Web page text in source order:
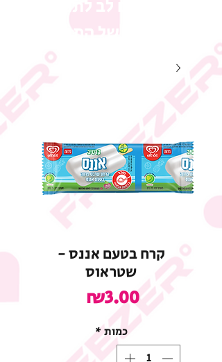
המבצע של המוצר
קרח בטעם אננס -
שטראוס
₪3.00
כמות*